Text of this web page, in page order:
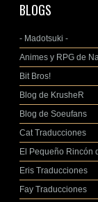
BLOGS
- Madotsuki -
Animes y RPG de
Bit Bros!
Blog de KrusheR
Blog de Soeufans
Cat Traducciones
El Pequeño Rincón
Eris Traducciones
Fay Traducciones